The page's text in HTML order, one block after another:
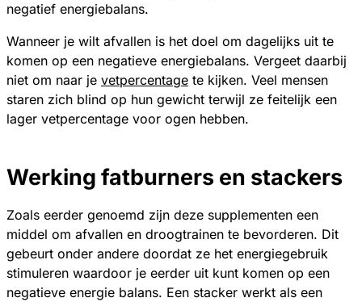
negatief energiebalans.
Wanneer je wilt afvallen is het doel om dagelijks uit te
komen op een negatieve energiebalans. Vergeet daarbij
niet om naar je vetpercentage te kijken. Veel mensen
staren zich blind op hun gewicht terwijl ze feitelijk een
lager vetpercentage voor ogen hebben.
Werking fatburners en stackers
Zoals eerder genoemd zijn deze supplementen een
middel om afvallen en droogtrainen te bevorderen. Dit
gebeurt onder andere doordat ze het energiegebruik
stimuleren waardoor je eerder uit kunt komen op een
negatieve energie balans. Een stacker werkt als een